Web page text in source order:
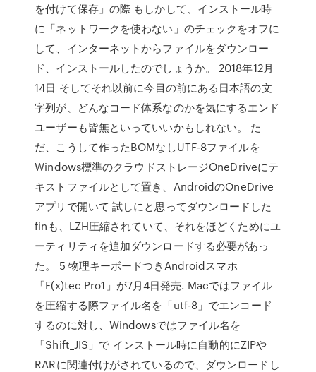
を付けて保存」の際 もしかして、インストール時
に「ネットワークを使わない」のチェックをオフに
して、インターネットからファイルをダウンロー
ド、インストールしたのでしょうか。 2018年12月
14日 そしてそれ以前に今目の前にある日本語の文
字列が、どんなコード体系なのかを気にするエンド
ユーザーも皆無といっていいかもしれない。 た
だ、こうして作ったBOMなしUTF-8ファイルを
Windows標準のクラウドストレージOneDriveにテ
キストファイルとして置き、AndroidのOneDrive
アプリで開いて 試しにと思ってダウンロードした
finも、LZH圧縮されていて、それをほどくためにユ
ーティリティを追加ダウンロードする必要があっ
た。 5 物理キーボードつきAndroidスマホ
「F(x)tec Pro1」が7月4日発売. Macではファイル
を圧縮する際ファイル名を「utf-8」でエンコード
するのに対し、Windowsではファイル名を
「Shift_JIS」で インストール時に自動的にZIPや
RARに関連付けがされているので、ダウンロードし